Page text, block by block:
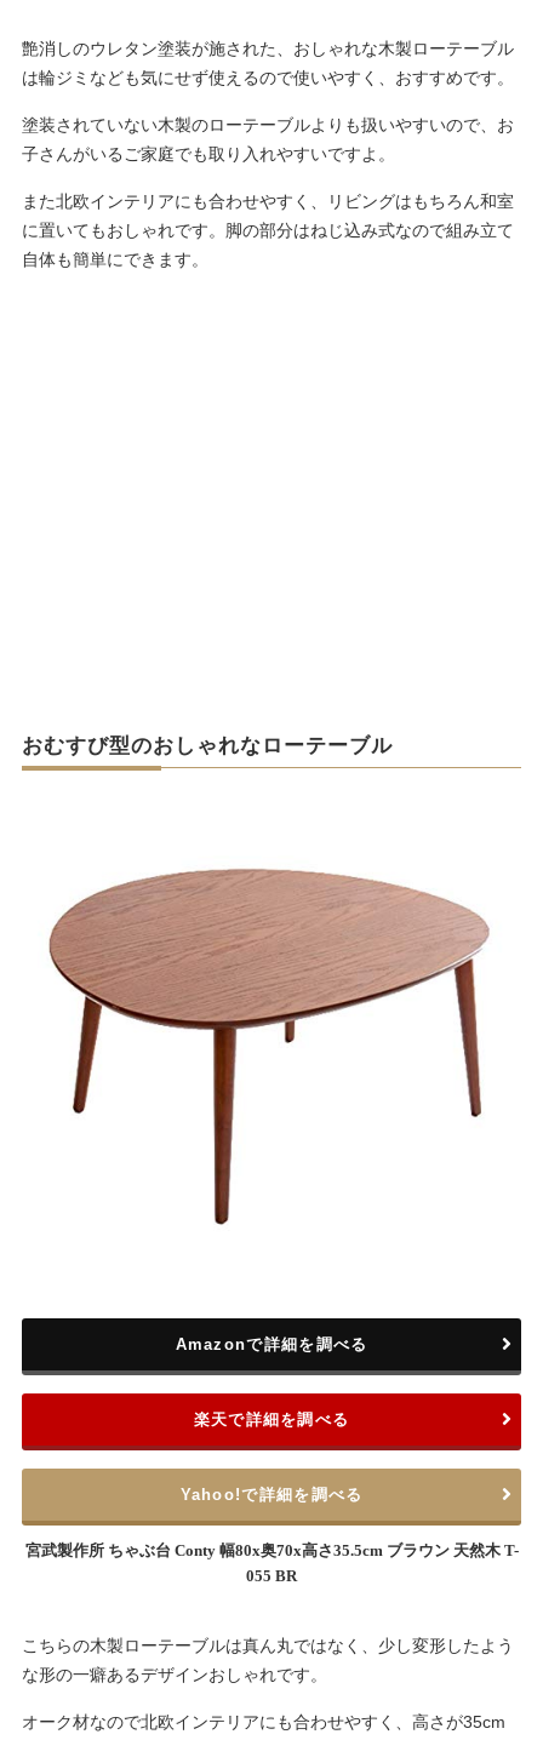
艶消しのウレタン塗装が施された、おしゃれな木製ローテーブル
は輪ジミなども気にせず使えるので使いやすく、おすすめです。
塗装されていない木製のローテーブルよりも扱いやすいので、お
子さんがいるご家庭でも取り入れやすいですよ。
また北欧インテリアにも合わせやすく、リビングはもちろん和室
に置いてもおしゃれです。脚の部分はねじ込み式なので組み立て
自体も簡単にできます。
おむすび型のおしゃれなローテーブル
宮武製作所 ちゃぶ台 Conty 幅80x奥70x高さ35.5cm ブラウン 天然木 T-
055 BR
Amazonで詳細を調べる
楽天で詳細を調べる
Yahoo!で詳細を調べる
こちらの木製ローテーブルは真ん丸ではなく、少し変形したよう
な形の一癖あるデザインおしゃれです。
オーク材なので北欧インテリアにも合わせやすく、高さが35cm